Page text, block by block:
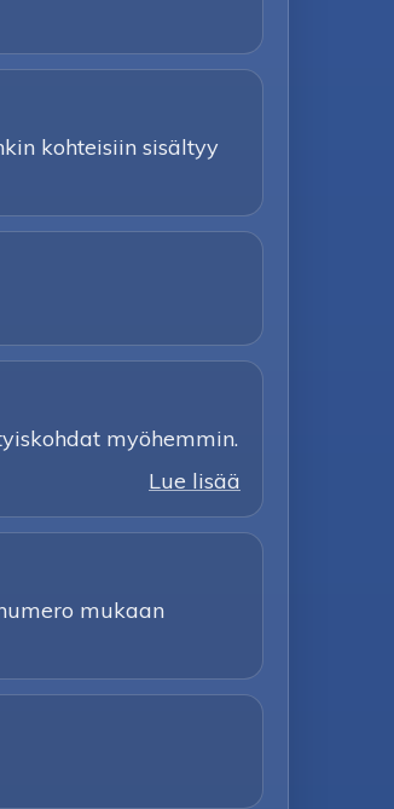
kohteisiin sisältyy
myöhemmin.
Lue lisää
mukaan